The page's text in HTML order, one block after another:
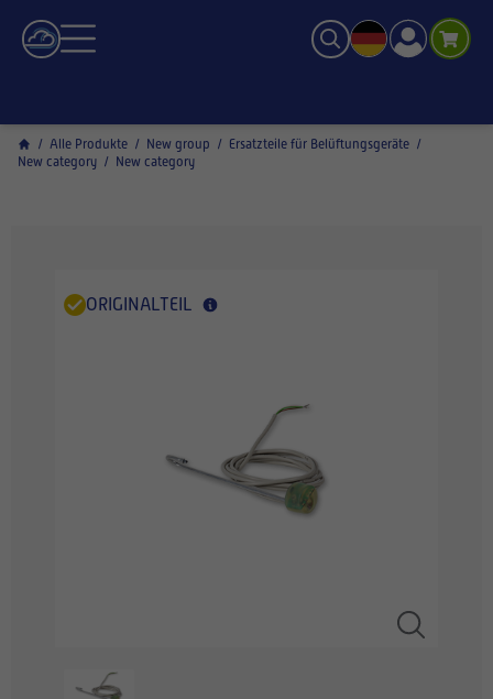
/ Alle Produkte / New group / Ersatzteile für Belüftungsgeräte /
New category / New category
ORIGINALTEIL